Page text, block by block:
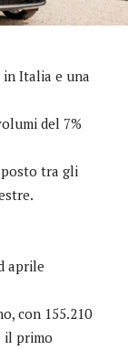
in Italia e una
del 7%
tra gli
aprile
con 155.210
il primo